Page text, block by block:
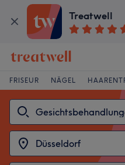
Treatwell
FRISEUR NÄGEL